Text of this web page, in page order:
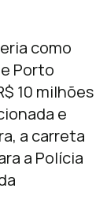
como
Porto
10 milhões
e
a carreta
a Polícia